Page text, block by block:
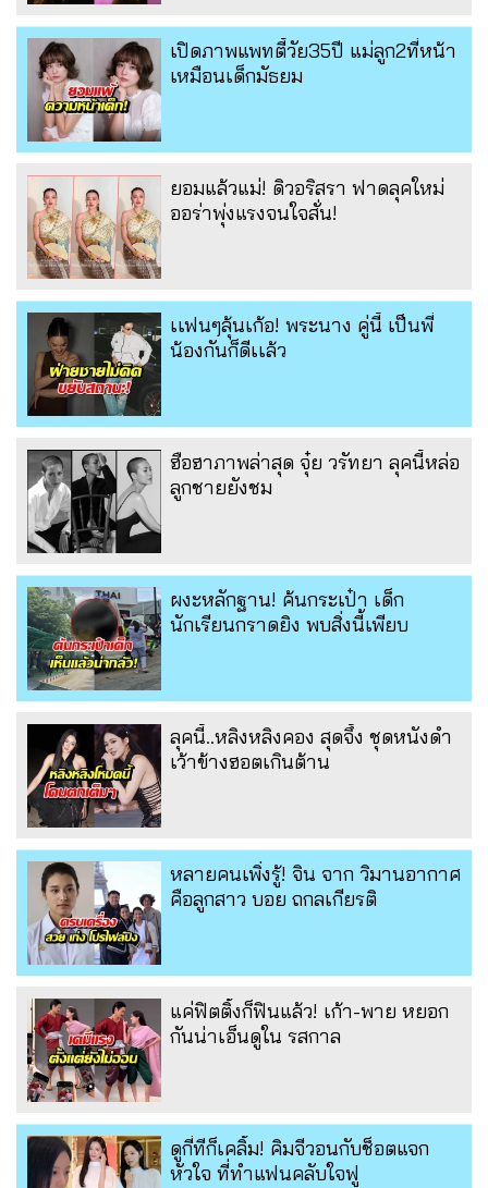
เปิดภาพแพทตี้วัย35ปี แม่ลูก2ที่หน้า
เหมือนเด็กมัธยม
ยอมแล้วแม่! ดิวอริสรา ฟาดลุคใหม่
ออร่าพุ่งแรงจนใจสั่น!
เเฟนๆลุ้นเก้อ! พระนาง คู่นี้ เป็นพี่
น้องกันก็ดีเเล้ว
ฮือฮาภาพล่าสุด จุ๋ย วรัทยา ลุคนี้หล่อ
ลูกชายยังชม
ผงะหลักฐาน! ค้นกระเป๋า เด็ก
นักเรียนกราดยิง พบสิ่งนี้เพียบ
ลุคนี้..หลิงหลิงคอง สุดจึ้ง ชุดหนังดำ
เว้าข้างฮอตเกินต้าน
หลายคนเพิ่งรู้! จิน จาก วิมานอากาศ
คือลูกสาว บอย ถกลเกียรติ
แค่ฟิตติ้งก็ฟินแล้ว! เก้า-พาย หยอก
กันน่าเอ็นดูใน รสกาล
ดูกี่ทีก็เคลิ้ม! คิมจีวอนกับช็อตแจก
หัวใจ ที่ทำแฟนคลับใจฟู